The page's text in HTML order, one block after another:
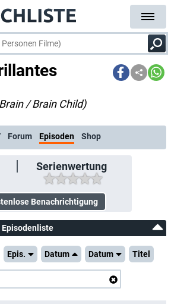
/ Brain Child)
Forum Episoden Shop
Serienwertung
Epis. Datum Datum Titel